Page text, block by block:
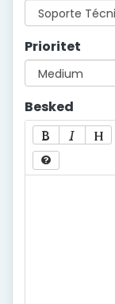
Prioritet
Besked